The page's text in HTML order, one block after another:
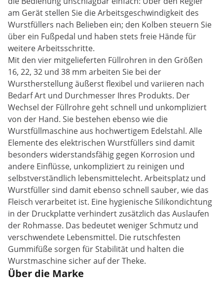
am Gerät stellen Sie die Arbeitsgeschwindigkeit des
Wurstfüllers nach Belieben ein; den Kolben steuern Sie
über ein Fußpedal und haben stets freie Hände für
weitere Arbeitsschritte.
Mit den vier mitgelieferten Füllrohren in den Größen
16, 22, 32 und 38 mm arbeiten Sie bei der
Wurstherstellung äußerst flexibel und variieren nach
Bedarf Art und Durchmesser Ihres Produkts. Der
Wechsel der Füllrohre geht schnell und unkompliziert
von der Hand. Sie bestehen ebenso wie die
Wurstfüllmaschine aus hochwertigem Edelstahl. Alle
Elemente des elektrischen Wurstfüllers sind damit
besonders widerstandsfähig gegen Korrosion und
andere Einflüsse, unkompliziert zu reinigen und
selbstverständlich lebensmittelecht. Arbeitsplatz und
Wurstfüller sind damit ebenso schnell sauber, wie das
Fleisch verarbeitet ist. Eine hygienische Silikondichtung
in der Druckplatte verhindert zusätzlich das Auslaufen
der Rohmasse. Das bedeutet weniger Schmutz und
verschwendete Lebensmittel. Die rutschfesten
Gummifüße sorgen für Stabilität und halten die
Wurstmaschine sicher auf der Theke.
Über die Marke